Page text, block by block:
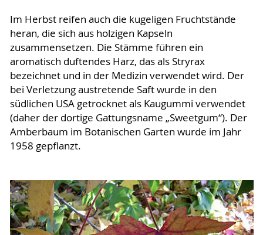
Im Herbst reifen auch die kugeligen Fruchtstände
heran, die sich aus holzigen Kapseln
zusammensetzen. Die Stämme führen ein
aromatisch duftendes Harz, das als Stryrax
bezeichnet und in der Medizin verwendet wird. Der
bei Verletzung austretende Saft wurde in den
südlichen USA getrocknet als Kaugummi verwendet
(daher der dortige Gattungsname „Sweetgum“). Der
Amberbaum im Botanischen Garten wurde im Jahr
1958 gepflanzt.